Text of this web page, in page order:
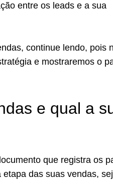
entre os leads e a sua
continue lendo, pois
e mostraremos o
e qual a
que registra os
das suas vendas,